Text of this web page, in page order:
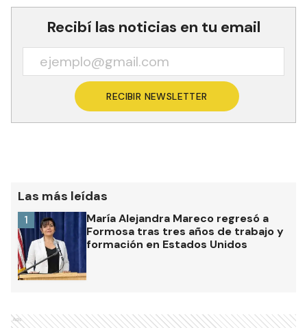
Recibí las noticias en tu email
RECIBIR NEWSLETTER
Las más leídas
María Alejandra Mareco regresó a
Formosa tras tres años de trabajo y
formación en Estados Unidos
1
Ads